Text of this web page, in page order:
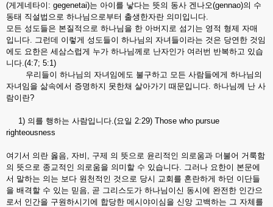
(게게네타이: gegenetai)는 아이를 낳다는 뜻의 동사 겐나오(gennao)의 수
동태 직설법으로 하나님으로부터 출생한자란 의미입니다.
모든 성도들은 본질적으로 하나님을 한 아버지로 섬기는 영적 형제 자매
입니다. 그런데 이렇게 성도들이 하나님의 자녀들이라는 것은 당연한 것임
에도 요한은 세삼스럽게 누가 하나님께로 난자인가 여러번 반복하고 있습
니다.(4:7; 5:1)
우리들이 하나님의 자녀임에도 불구하고 모든 사람들에게 하나님의
자녀임을 삶속에서 증명하지 못한채 살아가기 때문입니다. 하나님께 난 사
람이란?
1) 의를 행하는 사람입니다.(요일 2:29) Those who pursue
righteousness
여기서 의란 옳음, 자비, 구제 의 뜻으로 윤리적인 의로움과 더불어 거룩함
의 뜻으로 종교적인 의로움을 의미할 수 있습니다. 그러나 요한이 본문에
서 말하는 의는 보다 원천적인 것으로 당시 교회를 혼란하게 하던 이단들
을 배격할 수 있는 믿음, 곧 그리스도가 하나님이신 동시에 완전한 인간으
로서 인간을 구원하시기에 합당한 메시야이심을 신앙 고백하는 그 자체를